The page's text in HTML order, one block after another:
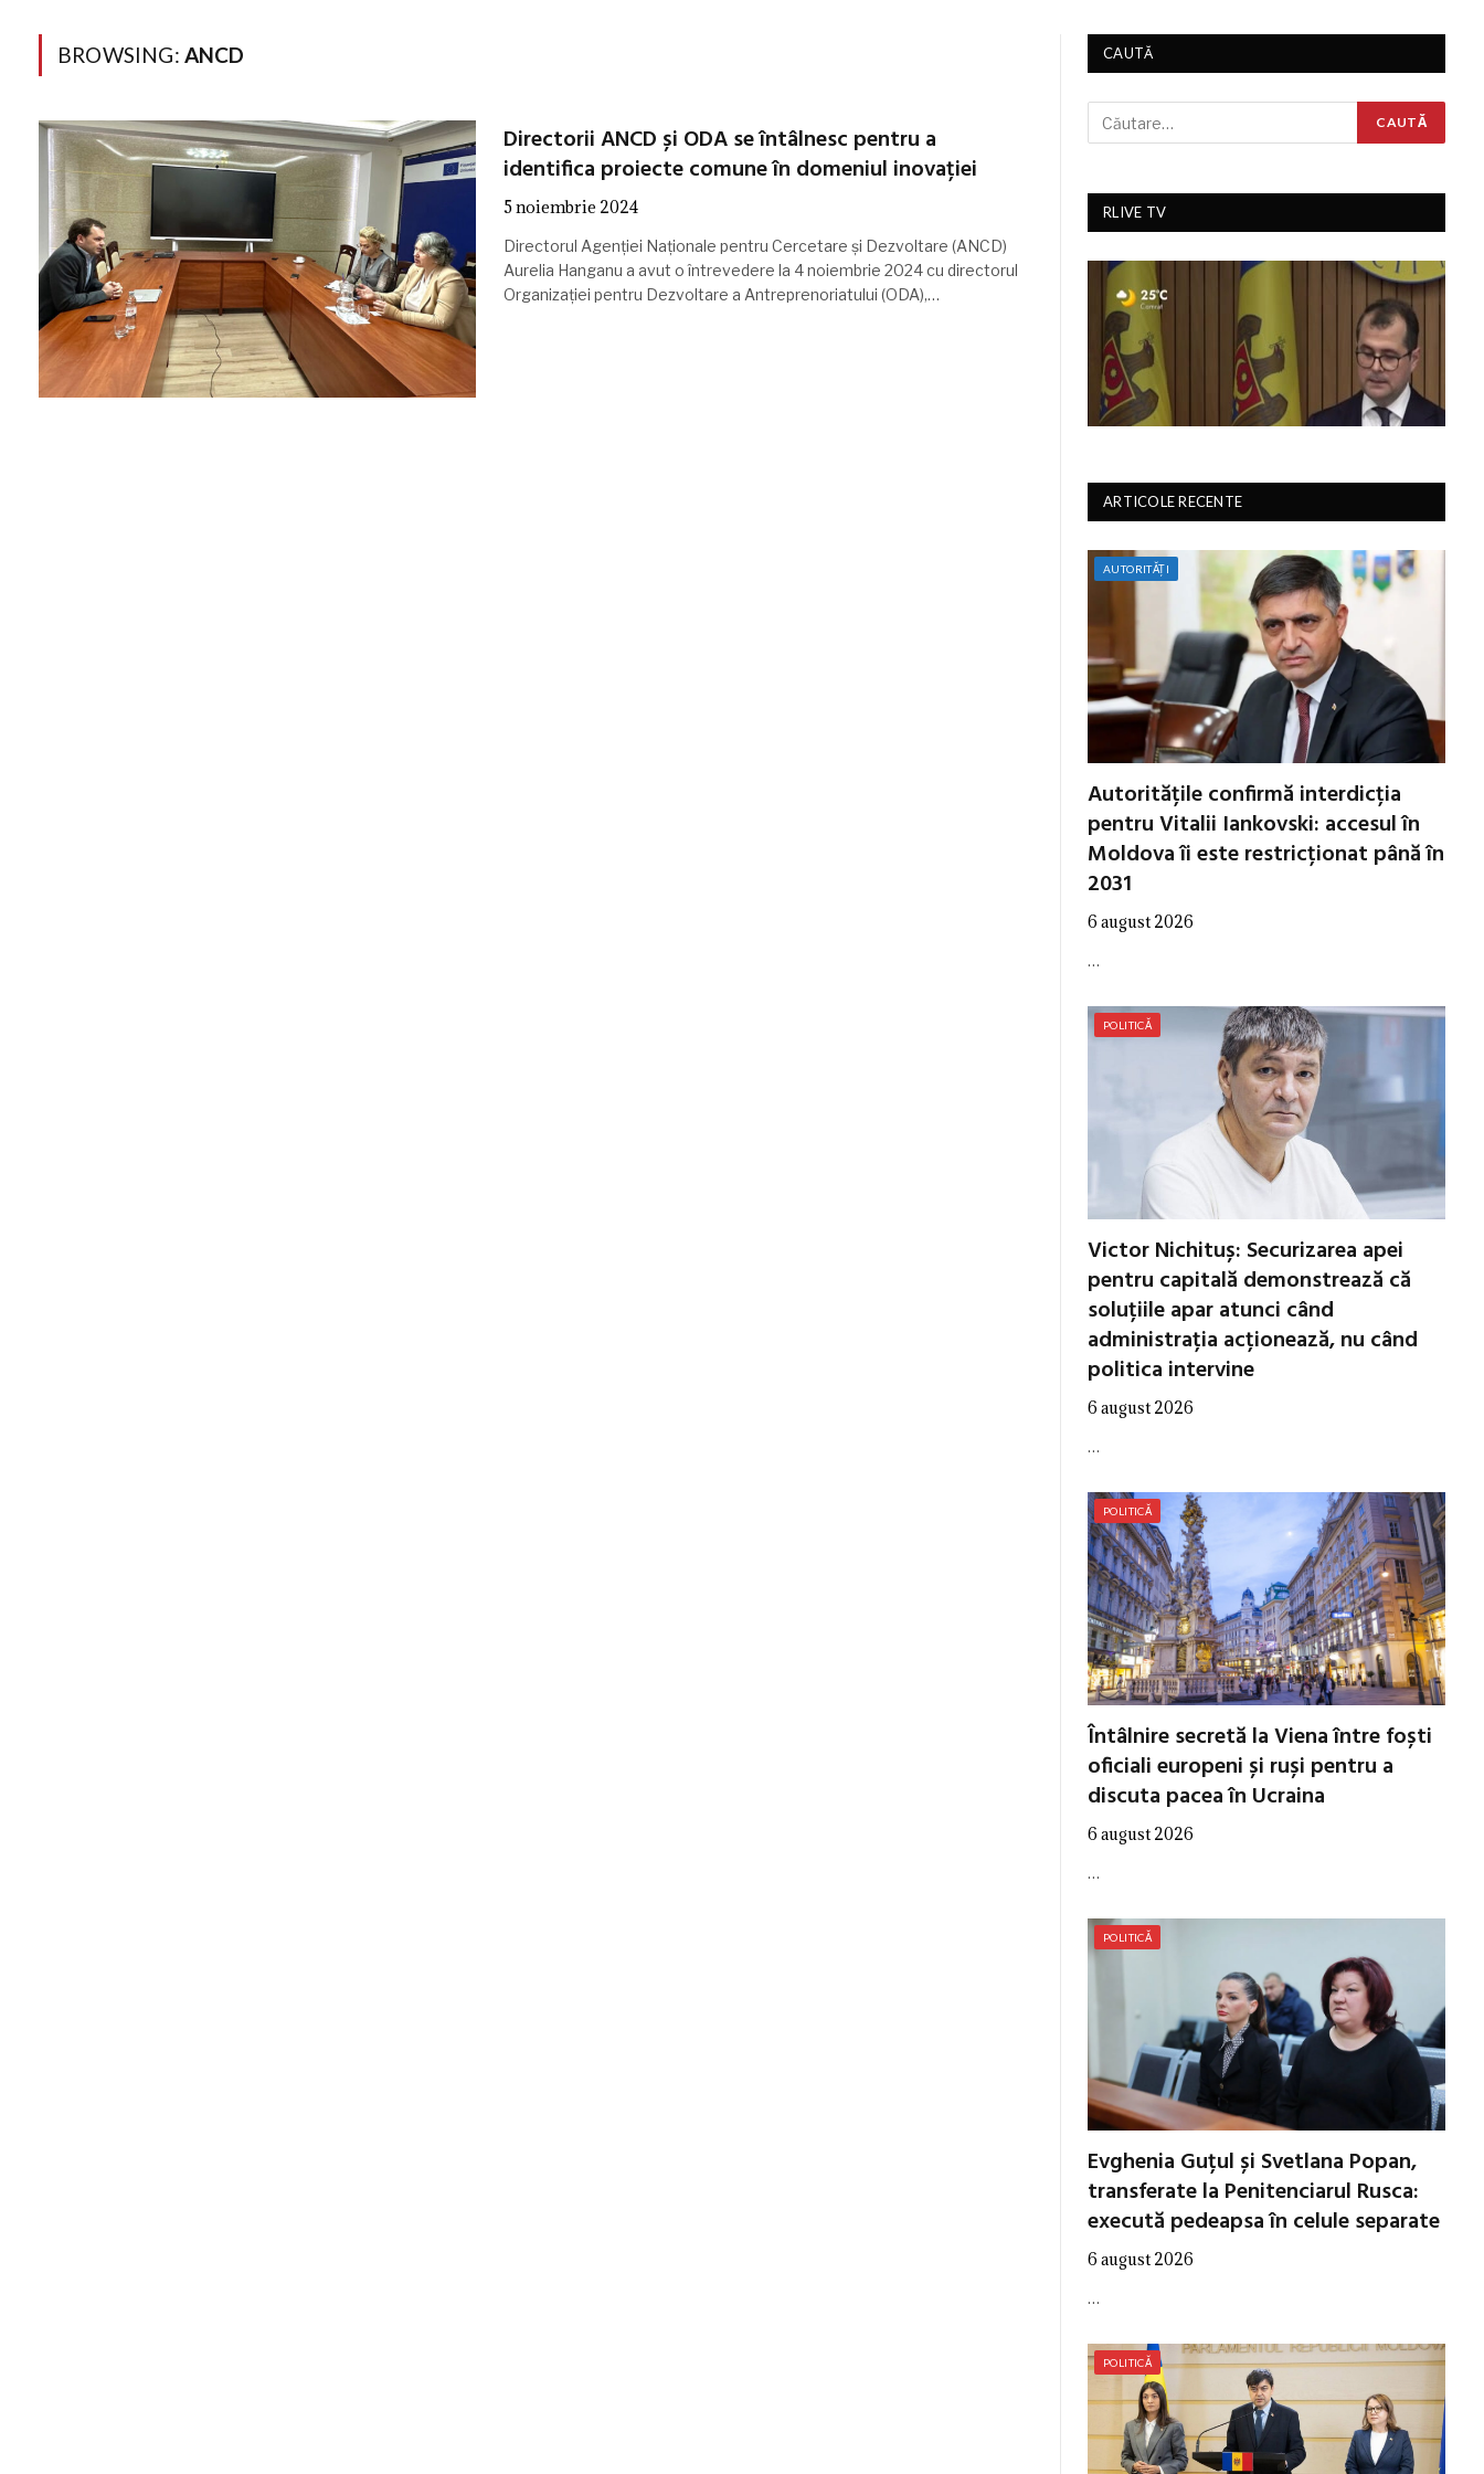
BROWSING: ANCD
Directorii ANCD și ODA se întâlnesc pentru a
identifica proiecte comune în domeniul inovației
5 noiembrie 2024
Directorul Agenției Naționale pentru Cercetare și Dezvoltare (ANCD)
Aurelia Hanganu a avut o întrevedere la 4 noiembrie 2024 cu directorul
Organizației pentru Dezvoltare a Antreprenoriatului (ODA),…
CAUTĂ
RLIVE TV
ARTICOLE RECENTE
AUTORITĂȚI
Autoritățile confirmă interdicția
pentru Vitalii Iankovski: accesul în
Moldova îi este restricționat până în
2031
6 august 2026
…
POLITICĂ
Victor Nichituș: Securizarea apei
pentru capitală demonstrează că
soluțiile apar atunci când
administrația acționează, nu când
politica intervine
6 august 2026
…
POLITICĂ
Întâlnire secretă la Viena între foști
oficiali europeni și ruși pentru a
discuta pacea în Ucraina
6 august 2026
…
POLITICĂ
Evghenia Guțul și Svetlana Popan,
transferate la Penitenciarul Rusca:
execută pedeapsa în celule separate
6 august 2026
…
POLITICĂ